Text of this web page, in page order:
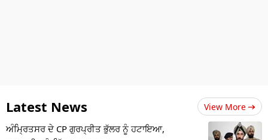
Latest News View More
ਅੰਮ੍ਰਿਤਸਰ ਦੇ CP ਗੁਰਪ੍ਰੀਤ ਭੁੱਲਰ ਨੂੰ ਹਟਾਇਆ,